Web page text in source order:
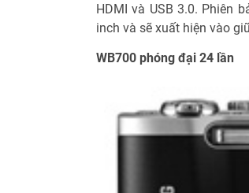
HDMI và USB 3.0. Phiên
inch và sẽ xuất hiện vào
WB700 phóng đại 24 lần